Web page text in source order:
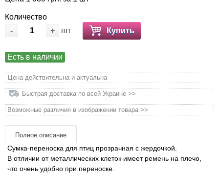
Количество
-
+ шт Купить
Есть в наличии
Цена действительна и актуальна
Быстрая доставка по всей Украине >>
Возможные различия в изображении товара >>
Полное описание
Сумка-переноска для птиц прозрачная с жердочкой.
В отличии от металлических клеток имеет ремень на плечо,
что очень удобно при переноске.
Післяопераційні засоби та витратні
матеріали
Подарункові сертифікати
Товари для голубів
Товари для гризунів